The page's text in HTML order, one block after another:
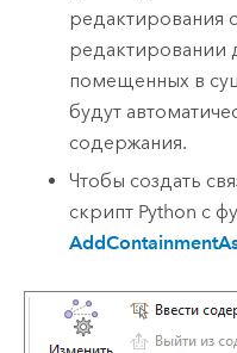
редактирования
редактировании
помещенных в
будут
содержания.
Чтобы создать
скрипт Python с